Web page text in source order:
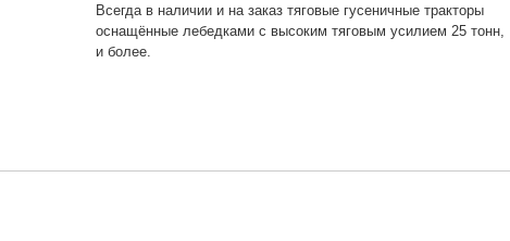
Всегда в наличии и на заказ тяговые гусеничные тракторы
оснащённые лебедками с высоким тяговым усилием 25 тонн,
и более.